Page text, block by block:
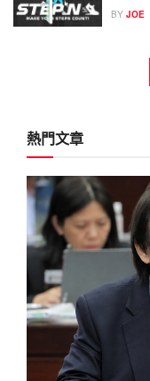
BY JOE
熱門文章